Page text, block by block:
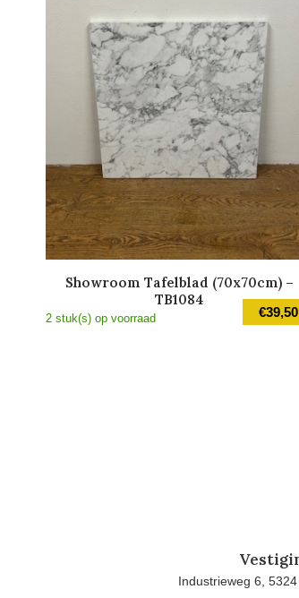
Showroom Tafelblad (70x70cm) –
TB1084
€39,50
2 stuk(s) op voorraad
Industrieweg 6,